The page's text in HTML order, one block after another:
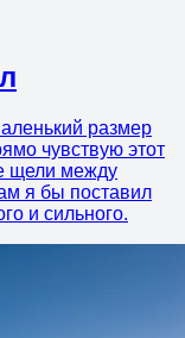
размер
чувствую этот
щели между
я бы поставил
и сильного.